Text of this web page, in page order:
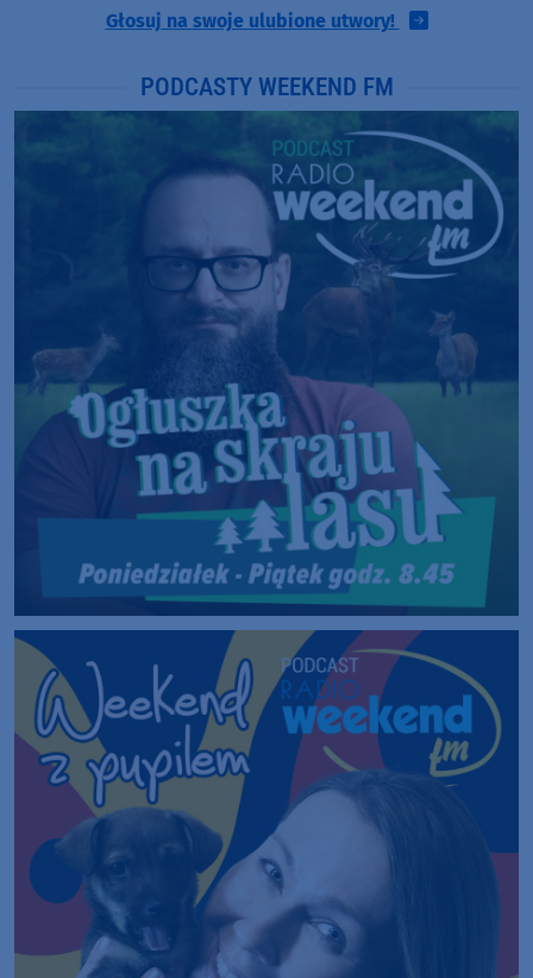
Głosuj na swoje ulubione utwory!
PODCASTY WEEKEND FM